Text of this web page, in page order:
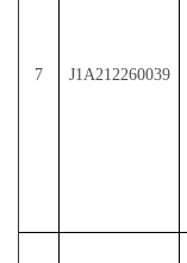
7 J1A212260039